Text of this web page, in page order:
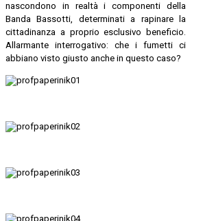
nascondono in realtà i componenti della
Banda Bassotti, determinati a rapinare la
cittadinanza a proprio esclusivo beneficio.
Allarmante interrogativo: che i fumetti ci
abbiano visto giusto anche in questo caso?